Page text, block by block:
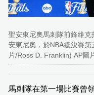
聖安東尼奧馬刺隊前鋒維
安東尼奧，於NBA總決賽
片/Ross D. Franklin) AP圖
馬刺隊在第一場比賽曾